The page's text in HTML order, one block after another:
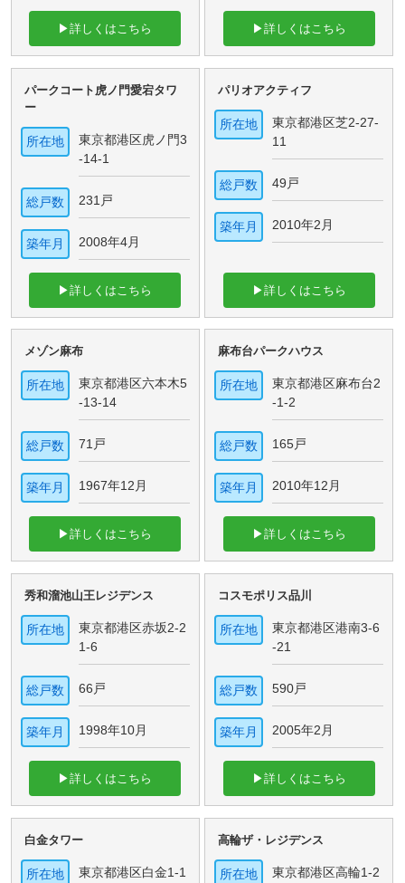
▶詳しくはこちら ▶詳しくはこちら
パークコート虎ノ門愛宕タワ
ー
所在地
東京都港区虎ノ門3
-14-1
総戸数 231戸
築年月 2008年4月
▶詳しくはこちら
パリオアクティフ
所在地
東京都港区芝2-27-
11
総戸数 49戸
築年月 2010年2月
▶詳しくはこちら
メゾン麻布
所在地
東京都港区六本木5
-13-14
総戸数 71戸
築年月 1967年12月
▶詳しくはこちら
麻布台パークハウス
所在地
東京都港区麻布台2
-1-2
総戸数 165戸
築年月 2010年12月
▶詳しくはこちら
秀和溜池山王レジデンス
所在地
東京都港区赤坂2-2
1-6
総戸数 66戸
築年月 1998年10月
▶詳しくはこちら
コスモポリス品川
所在地
東京都港区港南3-6
-21
総戸数 590戸
築年月 2005年2月
▶詳しくはこちら
白金タワー
所在地
東京都港区白金1-1
高輪ザ・レジデンス
所在地
東京都港区高輪1-2